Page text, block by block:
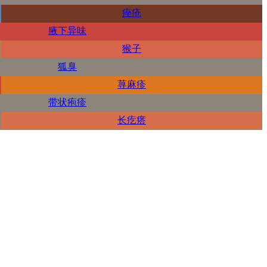
痤疮
腋下异味
猴子
狐臭
荨麻疹
带状疱疹
长疙瘩